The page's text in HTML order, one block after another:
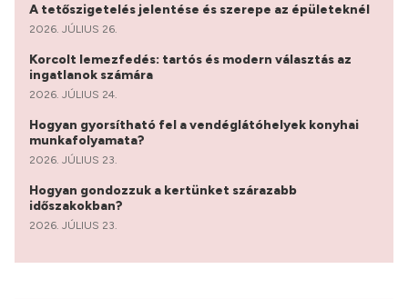
A tetőszigetelés jelentése és szerepe az épületeknél
2026. JÚLIUS 26.
Korcolt lemezfedés: tartós és modern választás az
ingatlanok számára
2026. JÚLIUS 24.
Hogyan gyorsítható fel a vendéglátóhelyek konyhai
munkafolyamata?
2026. JÚLIUS 23.
Hogyan gondozzuk a kertünket szárazabb
időszakokban?
2026. JÚLIUS 23.